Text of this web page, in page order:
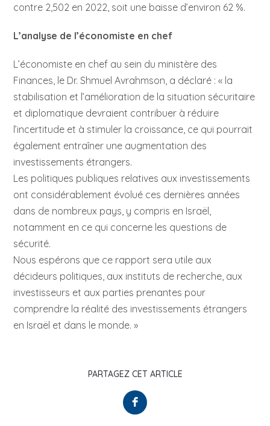
contre 2,502 en 2022, soit une baisse d’environ 62 %.
L’analyse de l’économiste en chef
L’économiste en chef au sein du ministère des
Finances, le Dr. Shmuel Avrahmson, a déclaré : « la
stabilisation et l’amélioration de la situation sécuritaire
et diplomatique devraient contribuer à réduire
l’incertitude et à stimuler la croissance, ce qui pourrait
également entraîner une augmentation des
investissements étrangers.
Les politiques publiques relatives aux investissements
ont considérablement évolué ces dernières années
dans de nombreux pays, y compris en Israël,
notamment en ce qui concerne les questions de
sécurité.
Nous espérons que ce rapport sera utile aux
décideurs politiques, aux instituts de recherche, aux
investisseurs et aux parties prenantes pour
comprendre la réalité des investissements étrangers
en Israël et dans le monde. »
PARTAGEZ CET ARTICLE